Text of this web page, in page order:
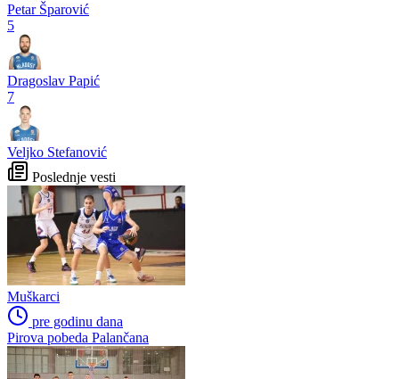
Petar Šparović
5
Dragoslav Papić
7
Veljko Stefanović
Poslednje vesti
Muškarci
pre godinu dana
Pirova pobeda Palančana